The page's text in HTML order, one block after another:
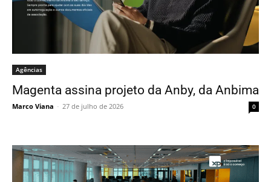
Agências
Magenta assina projeto da Anby, da Anbima
Marco Viana - 27 de julho de 2026 0